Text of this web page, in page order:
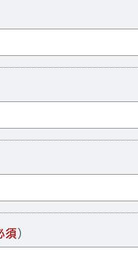
須 ）